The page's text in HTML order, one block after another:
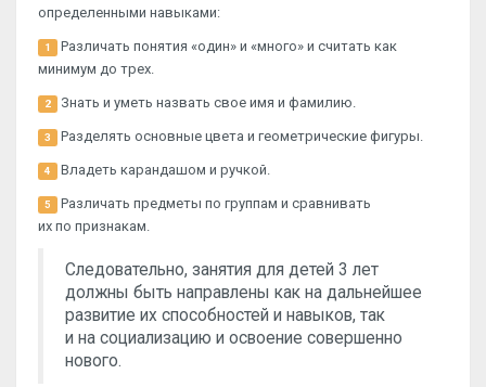
определенными навыками:
1
Различать понятия «один» и «много» и считать как
минимум до трех.
2 Знать и уметь назвать свое имя и фамилию.
3 Разделять основные цвета и геометрические фигуры.
4 Владеть карандашом и ручкой.
5
Различать предметы по группам и сравнивать
их по признакам.
Следовательно, занятия для детей 3 лет
должны быть направлены как на дальнейшее
развитие их способностей и навыков, так
и на социализацию и освоение совершенно
нового.